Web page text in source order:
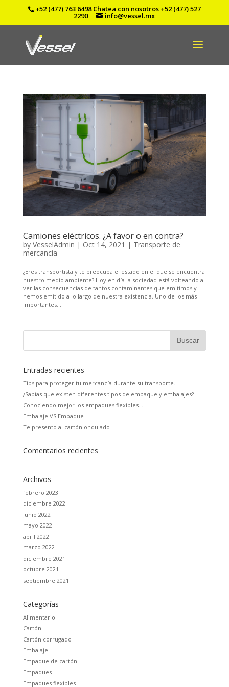
+52 (477) 763 6498Chatea con nosotros +52 (477) 527
2290 info@vessel.mx
Camiones eléctricos. ¿A favor o en contra?
by VesselAdmin | Oct 14, 2021 | Transporte de
mercancia
¿Eres transportista y te preocupa el estado en el que se encuentra
nuestro medio ambiente? Hoy en día la sociedad está volteando a
ver las consecuencias de tantos contaminantes que emitimos y
hemos emitido a lo largo de nuestra existencia. Uno de los más
importantes...
Entradas recientes
Tips para proteger tu mercancía durante su transporte.
¿Sabías que existen diferentes tipos de empaque y embalajes?
Conociendo mejor los empaques flexibles…
Embalaje VS Empaque
Te presento al cartón ondulado
Comentarios recientes
Archivos
febrero 2023
diciembre 2022
junio 2022
mayo 2022
abril 2022
marzo 2022
diciembre 2021
octubre 2021
septiembre 2021
Categorías
Alimentario
Cartón
Cartón corrugado
Embalaje
Empaque de cartón
Empaques
Empaques flexibles